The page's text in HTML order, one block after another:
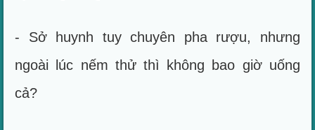
- Sở huynh tuy chuyên pha rượu, nhưng
ngoài lúc nếm thử thì không bao giờ uống
cả?